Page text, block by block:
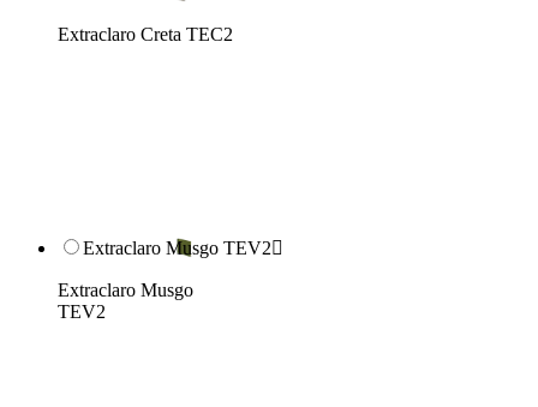
Extraclaro Creta TEC2
Extraclaro Musgo TEV2
Extraclaro Musgo
TEV2